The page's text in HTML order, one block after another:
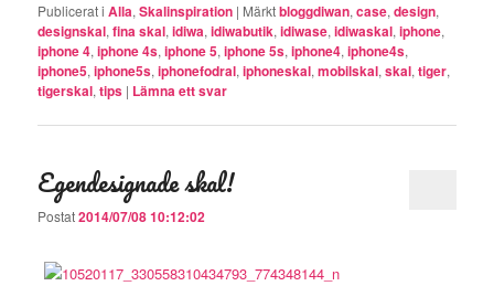
Publicerat i Alla,Skalinspiration | Märktbloggdiwan,case,design,
designskal,fina skal,idiwa,idiwabutik,idiwase,idiwaskal,iphone,
iphone 4,iphone 4s,iphone 5,iphone 5s,iphone4,iphone4s,
iphone5,iphone5s,iphonefodral,iphoneskal,mobilskal,skal,tiger,
tigerskal,tips | Lämna ett svar
Egendesignade skal!
Postat2014/07/08 10:12:02